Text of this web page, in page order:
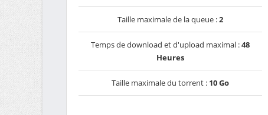
Taille maximale de la queue :2
Temps de download et d'upload maximal :48
Heures
Taille maximale du torrent : 10 Go